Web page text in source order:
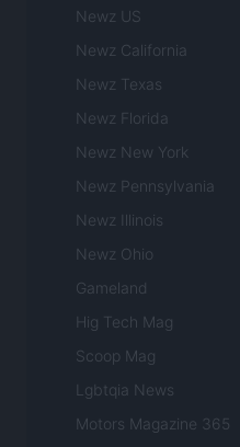
Newz US
Newz California
Newz Texas
Newz Florida
Newz New York
Newz Pennsylvania
Newz Illinois
Newz Ohio
Gameland
Hig Tech Mag
Scoop Mag
Lgbtqia News
Motors Magazine 365